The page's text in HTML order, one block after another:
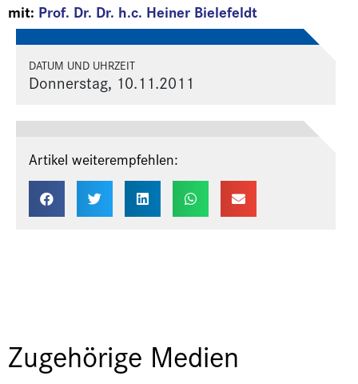
mit: Prof. Dr. Dr. h.c. Heiner Bielefeldt
DATUM UND UHRZEIT
Donnerstag, 10.11.2011
Artikel weiterempfehlen:
Zugehörige Medien